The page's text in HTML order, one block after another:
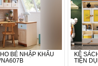
BÉ NHẬP KHẨU
KỆ
TIỆN